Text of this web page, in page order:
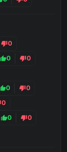
0
0 0
0 0
0
0 0